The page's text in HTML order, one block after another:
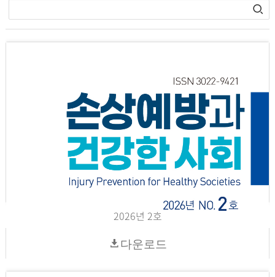
2026년 2호
다운로드